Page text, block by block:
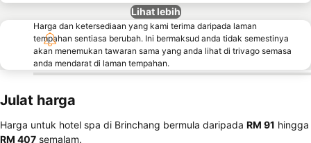
Lihat lebih
Harga dan ketersediaan yang kami terima daripada laman
tempahan sentiasa berubah. Ini bermaksud anda tidak semestinya
akan menemukan tawaran sama yang anda lihat di trivago semasa
anda mendarat di laman tempahan.
Julat harga
Harga untuk hotel spa di Brinchang bermula daripada ‎RM 91 hingga
‎RM 407 semalam.